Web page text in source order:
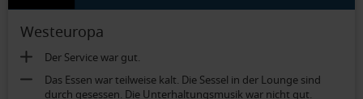
Westeuropa
Der Service war gut.
Das Essen war teilweise kalt. Die Sessel in der Lounge sind
durch gesessen. Die Unterhaltungsmusik war nicht gut.